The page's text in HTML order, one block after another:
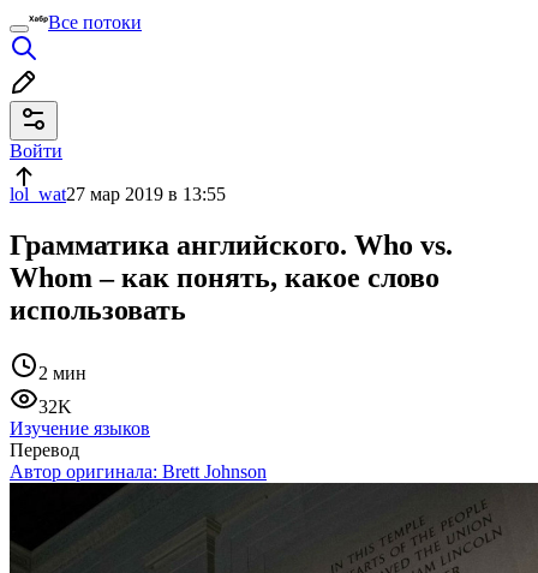
Все потоки
Войти
lol_wat27 мар 2019 в 13:55
Грамматика английского. Who vs.
Whom – как понять, какое слово
использовать
2 мин
32K
Изучение языков
Перевод
Автор оригинала: Brett Johnson